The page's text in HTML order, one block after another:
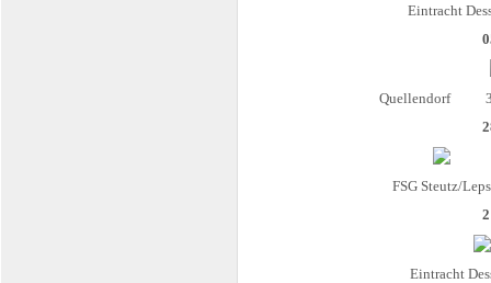
Eintracht
Quellendorf
FSG Steutz/Leps
Eintracht